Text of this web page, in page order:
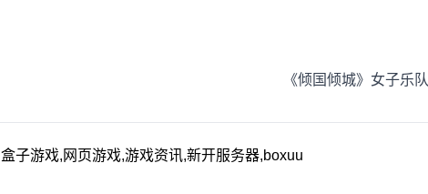
《倾国倾城》女子乐队
盒子游戏,网页游戏,游戏资讯,新开服务器,boxuu